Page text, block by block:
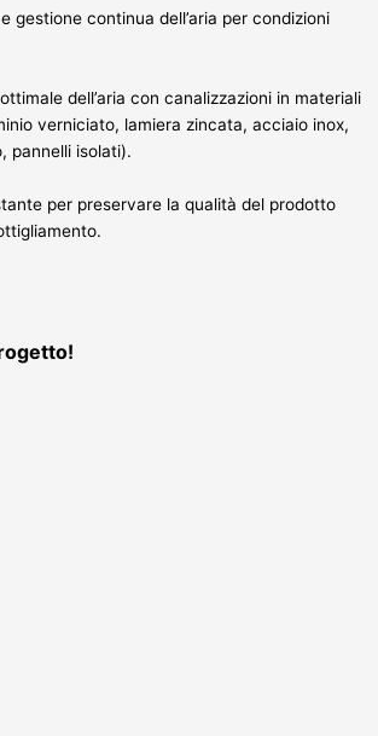
gestione continua dell’aria per condizioni
dell’aria con canalizzazioni in materiali
verniciato, lamiera zincata, acciaio inox,
pannelli isolati).
per preservare la qualità del prodotto